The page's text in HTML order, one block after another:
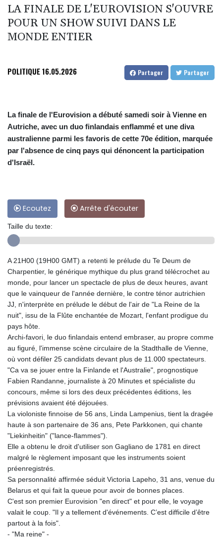
LA FINALE DE L'EUROVISION S'OUVRE
POUR UN SHOW SUIVI DANS LE
MONDE ENTIER
POLITIQUE16.05.2026 Partager Partager
La finale de l'Eurovision a débuté samedi soir à Vienne en
Autriche, avec un duo finlandais enflammé et une diva
australienne parmi les favoris de cette 70e édition, marquée
par l'absence de cinq pays qui dénoncent la participation
d'Israël.
Ecoutez Arrête d'écouter
Taille du texte:
A 21H00 (19H00 GMT) a retenti le prélude du Te Deum de
Charpentier, le générique mythique du plus grand télécrochet au
monde, pour lancer un spectacle de plus de deux heures, avant
que le vainqueur de l'année dernière, le contre ténor autrichien
JJ, n'interprète en prélude le début de l'air de "La Reine de la
nuit", issu de la Flûte enchantée de Mozart, l'enfant prodigue du
pays hôte.
Archi-favori, le duo finlandais entend embraser, au propre comme
au figuré, l'immense scène circulaire de la Stadthalle de Vienne,
où vont défiler 25 candidats devant plus de 11.000 spectateurs.
"Ca va se jouer entre la Finlande et l'Australie", prognostique
Fabien Randanne, journaliste à 20 Minutes et spécialiste du
concours, même si lors des deux précédentes éditions, les
prévisions avaient été déjouées.
La violoniste finnoise de 56 ans, Linda Lampenius, tient la dragée
haute à son partenaire de 36 ans, Pete Parkkonen, qui chante
"Liekinheitin" ("lance-flammes").
Elle a obtenu le droit d'utiliser son Gagliano de 1781 en direct
malgré le règlement imposant que les instruments soient
préenregistrés.
Sa personnalité affirmée séduit Victoria Lapeho, 31 ans, venue du
Belarus et qui fait la queue pour avoir de bonnes places.
C'est son premier Eurovision "en direct" et pour elle, le voyage
valait le coup. "Il y a tellement d'événements. C’est difficile d’être
partout à la fois".
- "Ma reine" -